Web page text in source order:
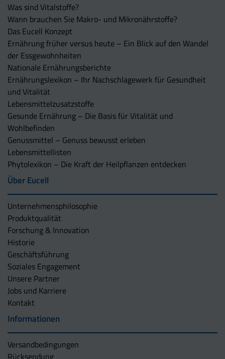
Was sind Vitalstoffe?
Wann brauchen Sie Makro- und Mikronährstoffe?
Das Eucell Konzept
Ernährung früher versus heute – Ein Blick auf den Wandel
der Essgewohnheiten
Nationale Ernährungsberichte
Ernährungslexikon – Ihr Nachschlagewerk für Gesundheit
und Vitalität
Lebensmittelzusatzstoffe
Gesunde Ernährung – Die Basis für Vitalität und
Wohlbefinden
Genussmittel – Genuss bewusst erleben
Lebensmittellisten
Phytolexikon – Die Kraft der Heilpflanzen entdecken
Über Eucell
Unternehmens­philosophie
Produktqualität
Forschung & Innovation
Historie
Geschäftsführung
Soziales Engagement
Unsere Partner
Jobs und Karriere
Kontakt
Informationen
Versandbedingungen
Rücksendung